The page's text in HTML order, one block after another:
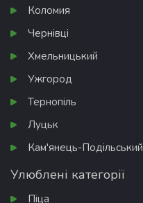
Коломия
Чернівці
Хмельницький
Ужгород
Тернопіль
Луцьк
Кам'янець-Подільський
Улюблені категорії
Піца